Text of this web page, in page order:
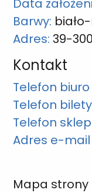
Barwy:
Adres: 39-
Kontakt
Telefon biuro
Telefon bilety
Telefon sklep
Adres e-mail
Mapa strony